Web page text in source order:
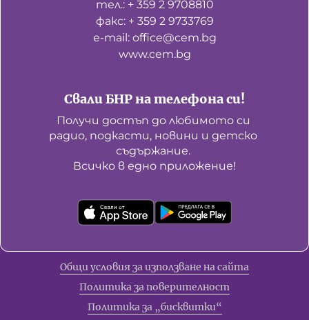
Свали БНР на телефона си!
Получи достъп до любимото си
радио, подкасти, новини и детско
съдържание.
Всичко в едно приложение!
тел.: + 359 2 9708810
факс: + 359 2 9733769
е-mail: office@cem.bg
www.cem.bg
Общи условия за използване на сайта
Политика за поверителност
Политика за „бисквитки“